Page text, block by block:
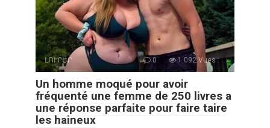
ԼՈՒՐԵՐ 0 1 092 Vues :
Un homme moqué pour avoir
fréquenté une femme de 250 livres a
une réponse parfaite pour faire taire
les haineux